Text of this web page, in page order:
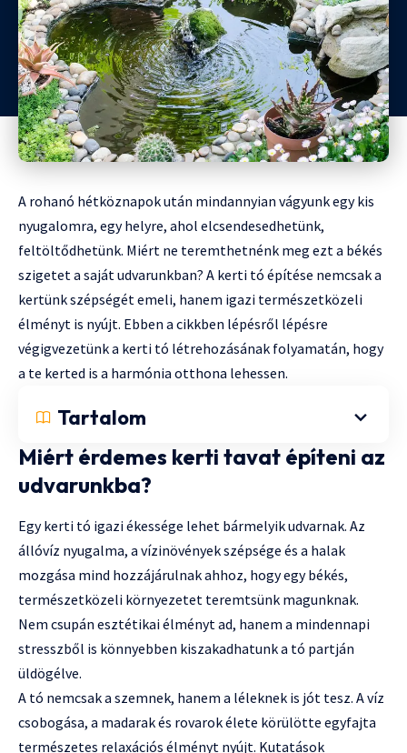
A rohanó hétköznapok után mindannyian vágyunk egy kis
nyugalomra, egy helyre, ahol elcsendesedhetünk,
feltöltődhetünk. Miért ne teremthetnénk meg ezt a békés
szigetet a saját udvarunkban? A kerti tó építése nemcsak a
kertünk szépségét emeli, hanem igazi természetközeli
élményt is nyújt. Ebben a cikkben lépésről lépésre
végigvezetünk a kerti tó létrehozásának folyamatán, hogy
a te kerted is a harmónia otthona lehessen.
Tartalom
Miért érdemes kerti tavat építeni az
udvarunkba?
Egy kerti tó igazi ékessége lehet bármelyik udvarnak. Az
állóvíz nyugalma, a vízinövények szépsége és a halak
mozgása mind hozzájárulnak ahhoz, hogy egy békés,
természetközeli környezetet teremtsünk magunknak.
Nem csupán esztétikai élményt ad, hanem a mindennapi
stresszből is könnyebben kiszakadhatunk a tó partján
üldögélve.
A tó nemcsak a szemnek, hanem a léleknek is jót tesz. A víz
csobogása, a madarak és rovarok élete körülötte egyfajta
természetes relaxációs élményt nyújt. Kutatások